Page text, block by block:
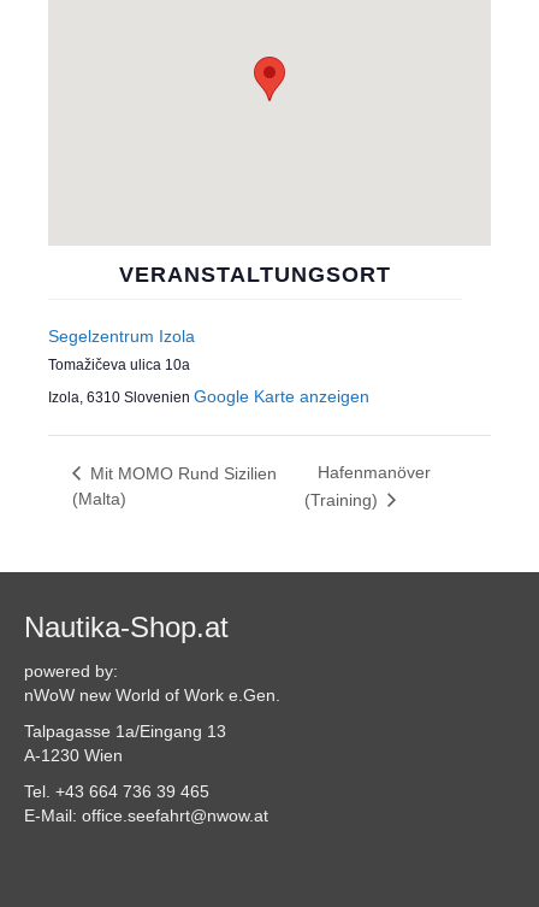
VERANSTALTUNGSORT
Segelzentrum Izola
Tomažičeva ulica 10a
Izola, 6310 Slovenien Google Karte anzeigen
Mit MOMO Rund Sizilien
(Malta)
Hafenmanöver
(Training)
Nautika-Shop.at
powered by:
nWoW new World of Work e.Gen.
Talpagasse 1a/Eingang 13
A-1230 Wien
Tel. +43 664 736 39 465
E-Mail: office.seefahrt@nwow.at